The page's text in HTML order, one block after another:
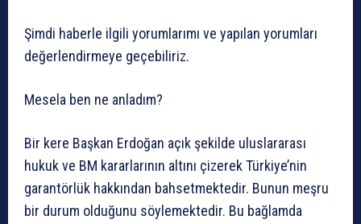
Şimdi haberle ilgili yorumlarımı ve yapılan yorumları
değerlendirmeye geçebiliriz.
Mesela ben ne anladım?
Bir kere Başkan Erdoğan açık şekilde uluslararası
hukuk ve BM kararlarının altını çizerek Türkiye’nin
garantörlük hakkından bahsetmektedir. Bunun meşru
bir durum olduğunu söylemektedir. Bu bağlamda